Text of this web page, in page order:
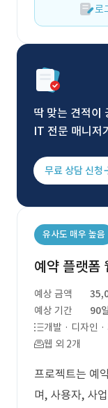
로
딱 맞는 견적이
IT 전문 매니저
무료 상담 신청
유사도 매우 높음
예약 플랫폼
예상 금액
예상 기간
90일
개발 · 디자인 ·
웹 외 2개
프로젝트는 예
며, 사용자, 사